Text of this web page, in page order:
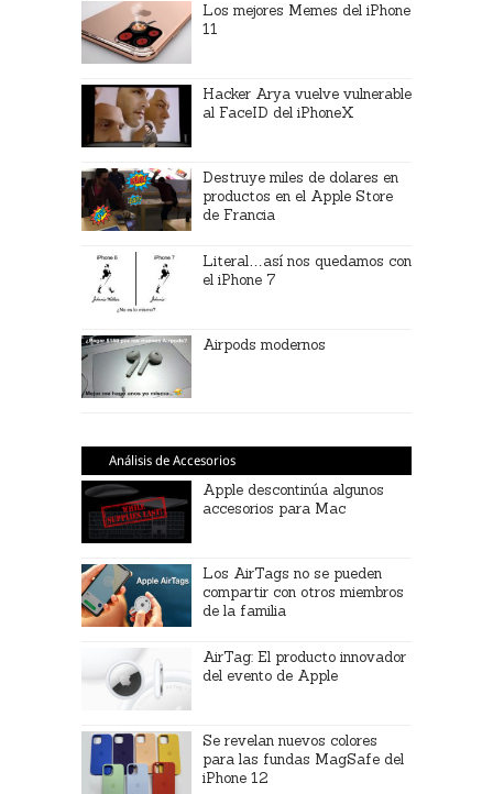
Los mejores Memes del iPhone
11
Hacker Arya vuelve vulnerable
al FaceID del iPhoneX
Destruye miles de dolares en
productos en el Apple Store
de Francia
Literal…así nos quedamos con
el iPhone 7
Airpods modernos
Análisis de Accesorios
Apple descontinúa algunos
accesorios para Mac
Los AirTags no se pueden
compartir con otros miembros
de la familia
AirTag: El producto innovador
del evento de Apple
Se revelan nuevos colores
para las fundas MagSafe del
iPhone 12